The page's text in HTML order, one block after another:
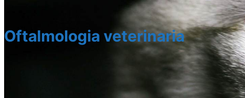
Oftalmologia veterinaria